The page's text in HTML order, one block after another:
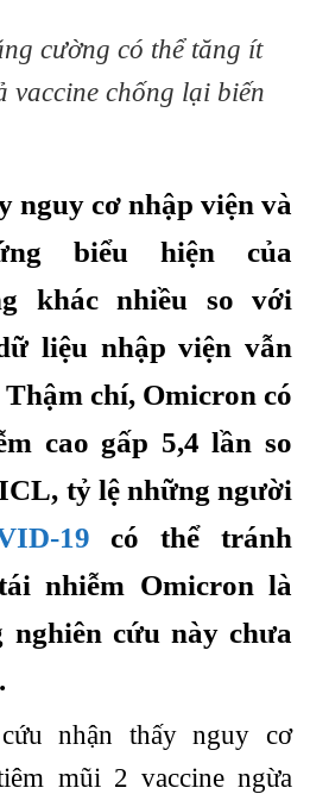
cường có thể tăng ít
vaccine chống lại biến
nguy cơ nhập viện và
biểu hiện của
khác nhiều so với
liệu nhập viện vẫn
chí, Omicron có
cao gấp 5,4 lần so
tỷ lệ những người
19 có thể tránh
nhiễm Omicron là
nghiên cứu này chưa
nhận thấy nguy cơ
mũi 2 vaccine ngừa